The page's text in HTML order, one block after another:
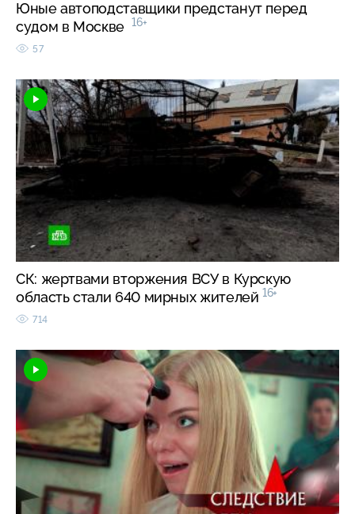
Юные автоподставщики предстанут перед
судом в Москве 16+
57
СК: жертвами вторжения ВСУ в Курскую
область стали 640 мирных жителей 16+
714